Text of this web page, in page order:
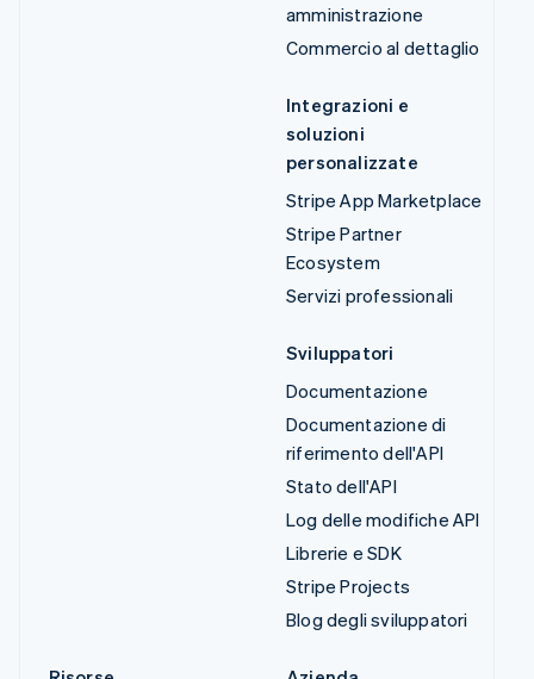
amministrazione
Commercio al dettaglio
Integrazioni e
soluzioni
personalizzate
Stripe App Marketplace
Stripe Partner
Ecosystem
Servizi professionali
Sviluppatori
Documentazione
Documentazione di
riferimento dell'API
Stato dell'API
Log delle modifiche API
Librerie e SDK
Stripe Projects
Blog degli sviluppatori